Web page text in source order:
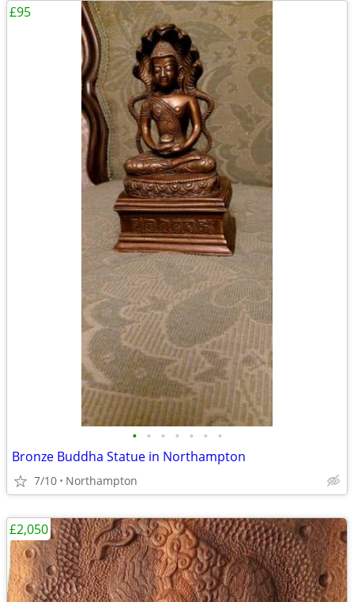
• • • • • • •
Bronze Buddha Statue in Northampton
7/10 Northampton
£95
£2,050